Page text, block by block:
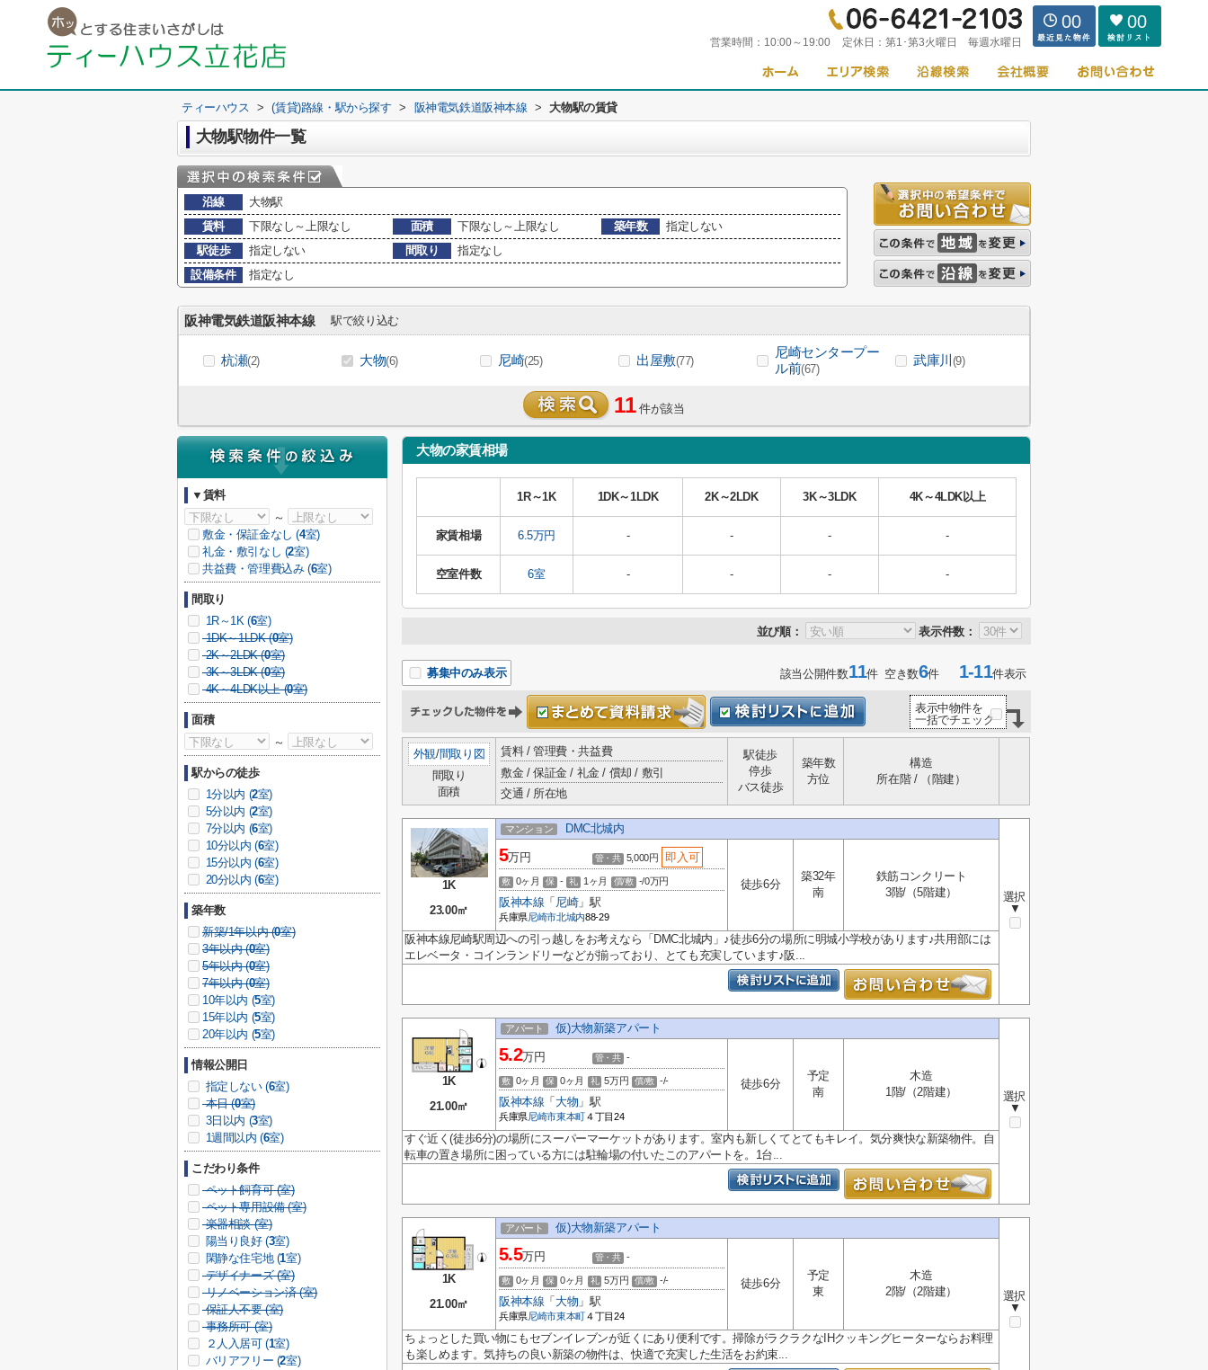
営業時間： 10:00～19:00 定休日： 第1･第3火曜日 毎週水曜日
00 00
ティーハウス > (賃貸)路線・駅から探す > 阪神電気鉄道阪神本線 > 大物駅の賃貸
大物駅物件一覧
沿線
大物駅
賃料
下限なし～上限なし 面積 下限なし～上限なし 築年数
指定しない
駅徒歩
指定しない 間取り
指定なし
設備条件
指定なし
阪神電気鉄道阪神本線 駅で絞り込む
杭瀬(2) 大物(6) 尼崎(25) 出屋敷(77)
尼崎センタープー
ル前(67)
武庫川 (9)
11 件が該当
大物の家賃相場
1R～1K 1DK～1LDK 2K～2LDK 3K～3LDK 4K～4LDK以上
家賃相場 6.5万円 - - - -
空室件数 6室 - - - -
並び順： 表示件数：
募集中のみ表示 該当公開件数11件 空き数6件1-11件表示
表示中物件を
一括でチェック
外観/間取り図
間取り
面積
賃料 / 管理費・共益費
敷金 / 保証金 / 礼金 / 償却 / 敷引
交通 / 所在地
駅徒歩
停歩
バス徒歩
築年数
方位
構造
所在階 / （階建）
1K
23.00㎡
マンション DMC北城内
選択
▼
5万円 管・共 5,000円 即入可
敷 0ヶ月 保 - 礼 1ヶ月 償/敷 -/0万円
阪神本線 「 尼崎」駅
兵庫県尼崎市北城内88-29
徒歩6分
築32年
南
鉄筋コンクリート
3階/（5階建）
阪神本線尼崎駅周辺への引っ越しをお考えなら「DMC北城内」♪徒歩6分の場所に明城小学校があります♪共用部には
エレベータ・コインランドリーなどが揃っており、とても充実しています♪阪...
1K
21.00㎡
アパート 仮)大物新築アパート
選択
▼
5.2万円 管・共 -
敷 0ヶ月 保 0ヶ月 礼 5万円 償/敷 -/-
阪神本線 「 大物 」駅
兵庫県尼崎市東本町 ４丁目24
徒歩6分
予定
南
木造
1階/（2階建）
すぐ近く(徒歩6分)の場所にスーパーマーケットがあります。室内も新しくてとてもキレイ。気分爽快な新築物件。自
転車の置き場所に困っている方には駐輪場の付いたこのアパートを。1台...
1K
21.00㎡
アパート 仮)大物新築アパート
選択
▼
5.5万円 管・共 -
敷 0ヶ月 保 0ヶ月 礼 5万円 償/敷 -/-
阪神本線 「 大物 」駅
兵庫県尼崎市東本町 ４丁目24
徒歩6分
予定
東
木造
2階/（2階建）
ちょっとした買い物にもセブンイレブンが近くにあり便利です。掃除がラクラクなIHクッキングヒーターならお料理
も楽しめます。気持ちの良い新築の物件は、快適で充実した生活をお約束...
▼賃料
～
敷金・保証金なし (4室)
礼金・敷引なし (2室)
共益費・管理費込み (6室)
間取り
1R～1K (6室)
1DK～1LDK (0室)
2K～2LDK (0室)
3K～3LDK (0室)
4K～4LDK以上 (0室)
面積
～
駅からの徒歩
1分以内 (2室)
5分以内 (2室)
7分以内 (6室)
10分以内 (6室)
15分以内 (6室)
20分以内 (6室)
築年数
新築/1年以内 (0室)
3年以内 (0室)
5年以内 (0室)
7年以内 (0室)
10年以内 (5室)
15年以内 (5室)
20年以内 (5室)
情報公開日
指定しない (6室)
本日 (0室)
3日以内 (3室)
1週間以内 (6室)
こだわり条件
ペット飼育可 (室)
ペット専用設備 (室)
楽器相談 (室)
陽当り良好 (3室)
閑静な住宅地 (1室)
デザイナーズ (室)
リノベーション済 (室)
保証人不要 (室)
事務所可 (室)
２人入居可 (1室)
バリアフリー (2室)